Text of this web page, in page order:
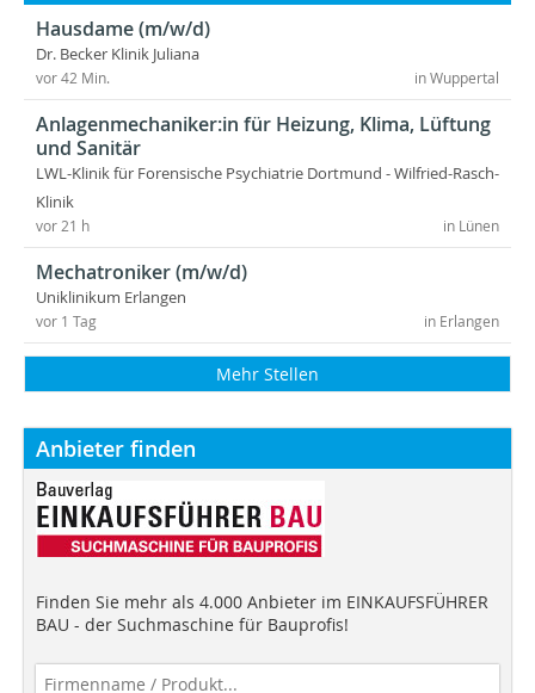
Hausdame (m/w/d)
Dr. Becker Klinik Juliana
in Wuppertal
vor 42 Min.
Anlagenmechaniker:in für Heizung, Klima, Lüftung
und Sanitär
LWL-Klinik für Forensische Psychiatrie Dortmund - Wilfried-Rasch-
Klinik
in Lünen
vor 21 h
Mechatroniker (m/w/d)
Uniklinikum Erlangen
in Erlangen
vor 1 Tag
Mehr Stellen
Anbieter finden
Finden Sie mehr als 4.000 Anbieter im EINKAUFSFÜHRER
BAU - der Suchmaschine für Bauprofis!